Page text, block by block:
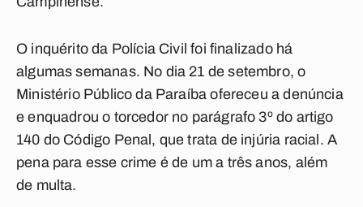
O inquérito da Polícia Civil foi finalizado há
algumas semanas. No dia 21 de setembro, o
Ministério Público da Paraíba ofereceu a denúncia
e enquadrou o torcedor no parágrafo 3º do artigo
140 do Código Penal, que trata de injúria racial. A
pena para esse crime é de um a três anos, além
de multa.